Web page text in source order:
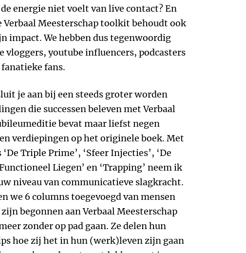
energie niet voelt van live contact? En
Meesterschap toolkit behoudt ook
impact. We hebben dus tegenwoordig
vloggers, youtube influencers, podcasters
fans.
je aan bij een steeds groter worden
die successen beleven met Verbaal
bevat maar liefst negen
verdiepingen op het originele boek. Met
Triple Prime’, ‘Sfeer Injecties’, ‘De
Liegen’ en ‘Trapping’ neem ik
niveau van communicatieve slagkracht.
we 6 columns toegevoegd van mensen
begonnen aan Verbaal Meesterschap
zonder op pad gaan. Ze delen hun
hoe zij het in hun (werk)leven zijn gaan